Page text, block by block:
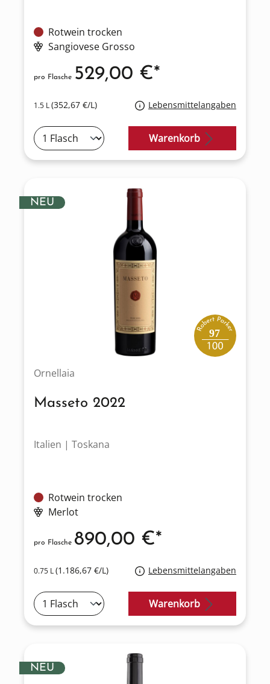
Rotwein trocken
Sangiovese Grosso
1.5 L(352,67 €/L) Lebensmittelangaben
pro Flasche 529,00 €*
Warenkorb
NEU
97
Ornellaia
Masseto 2022
Italien | Toskana
Rotwein trocken
Merlot
0.75 L(1.186,67 €/L) Lebensmittelangaben
pro Flasche 890,00 €*
Warenkorb
NEU